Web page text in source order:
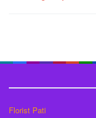
Florist Pati